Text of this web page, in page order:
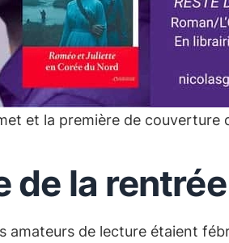
et la première de couverture
de la
de lecture étaient